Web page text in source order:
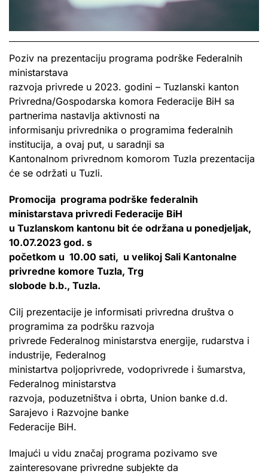
Poziv na prezentaciju programa podrške Federalnih
ministarstava
razvoja privrede u 2023. godini – Tuzlanski kanton
Privredna/Gospodarska komora Federacije BiH sa
partnerima nastavlja aktivnosti na
informisanju privrednika o programima federalnih
institucija, a ovaj put, u saradnji sa
Kantonalnom privrednom komorom Tuzla prezentacija
će se održati u Tuzli.
Promocija programa podrške federalnih
ministarstava privredi Federacije BiH
u Tuzlanskom kantonu bit će održana u ponedjeljak,
10.07.2023 god. s
početkom u 10.00 sati, u velikoj Sali Kantonalne
privredne komore Tuzla, Trg
slobode b.b., Tuzla.
Cilj prezentacije je informisati privredna društva o
programima za podršku razvoja
privrede Federalnog ministarstva energije, rudarstva i
industrije, Federalnog
ministartva poljoprivrede, vodoprivrede i šumarstva,
Federalnog ministarstva
razvoja, poduzetništva i obrta, Union banke d.d.
Sarajevo i Razvojne banke
Federacije BiH.
Imajući u vidu značaj programa pozivamo sve
zainteresovane privredne subjekte da